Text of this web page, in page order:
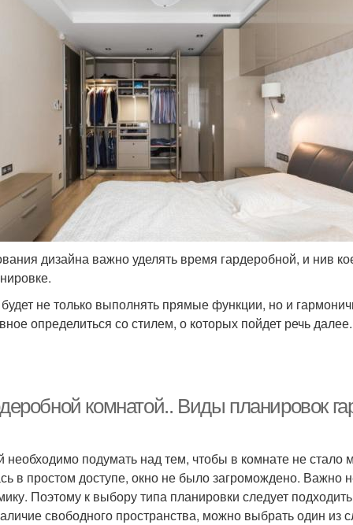
дизайна важно уделять время гардеробной, и нив
не только выполнять прямые функции, но и
определиться со стилем, о которых пойдет речь далее.
комнатой.. Виды планировок
необходимо подумать над тем, чтобы в комнате не стало
в простом доступе, окно не было загромождено. Важно
Поэтому к выбору типа планировки следует
свободного пространства, можно выбрать один из